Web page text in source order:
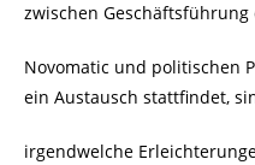
zwischen Geschäftsführung
Novomatic und politischen
ein Austausch stattfindet,
irgendwelche